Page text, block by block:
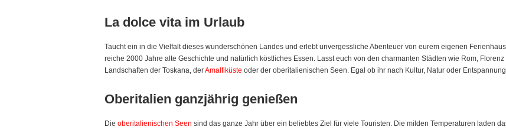
La dolce vita im Urlaub
Taucht ein in die Vielfalt dieses wunderschönen Landes und erlebt unvergessliche Abenteuer von eurem eigenen
reiche 2000 Jahre alte Geschichte und natürlich köstliches Essen. Lasst euch von den charmanten Städten wie Rom,
Landschaften der Toskana, derAmalfiküste oder der oberitalienischen Seen. Egal ob ihr nach Kultur, Natur oder
Oberitalien ganzjährig genießen
Die oberitalienischen Seen sind das ganze Jahr über ein beliebtes Ziel für viele Touristen. Die milden Temperaturen laden